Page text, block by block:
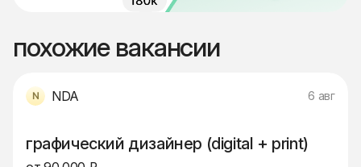
похожие вакансии
NDA 6 авг
графический дизайнер (digital + print)